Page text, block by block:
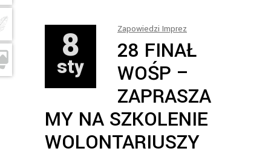
8
sty
Zapowiedzi Imprez
28 FINAŁ
WOŚP –
ZAPRASZA
MY NA SZKOLENIE
WOLONTARIUSZY